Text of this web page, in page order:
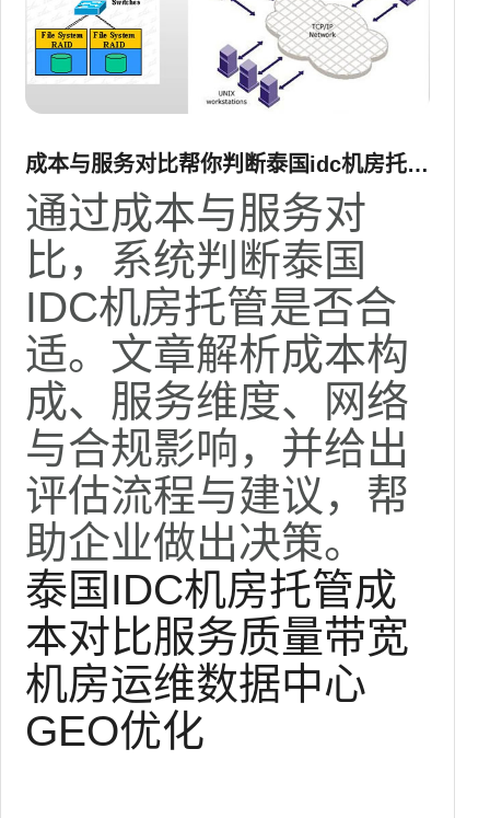
成本与服务对比帮你判断泰国idc机房托管
是否合适
通过成本与服务对
比，系统判断泰国
IDC机房托管是否合
适。文章解析成本构
成、服务维度、网络
与合规影响，并给出
评估流程与建议，帮
助企业做出决策。
泰国IDC机房托管成
本对比服务质量带宽
机房运维数据中心
GEO优化